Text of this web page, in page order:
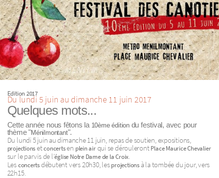
Edition 2017
Du lundi 5 juin au dimanche 11 juin 2017
Quelques mots...
Cette année nous fêtons la 10ème éditiondu festival, avec pour
thème "Ménilmontant".
Du lundi 5 juin au dimanche 11 juin, repas de soutien, expositions,
projectionsetconcertsen plein airqui se déroulerontPlace Maurice Chevalier
sur le parvis de l’église Notre Dame de la Croix.
Lesconcertsdébutent vers 20h30, lesprojectionsà la tombée du jour, vers
22h15.